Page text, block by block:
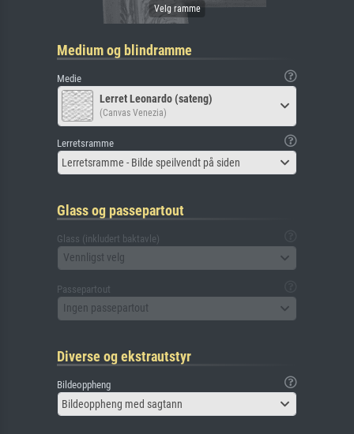
Medium og blindramme
Medie
Lerret Leonardo (sateng)
(Canvas Venezia)
Lerretsramme
Lerretsramme - Bilde speilvendt på siden
Glass og passepartout
Glass (inkludert baktavle)
Vennligst velg
Passepartout
Ingen passepartout
Diverse og ekstrautstyr
Bildeoppheng
Bildeoppheng med sagtann